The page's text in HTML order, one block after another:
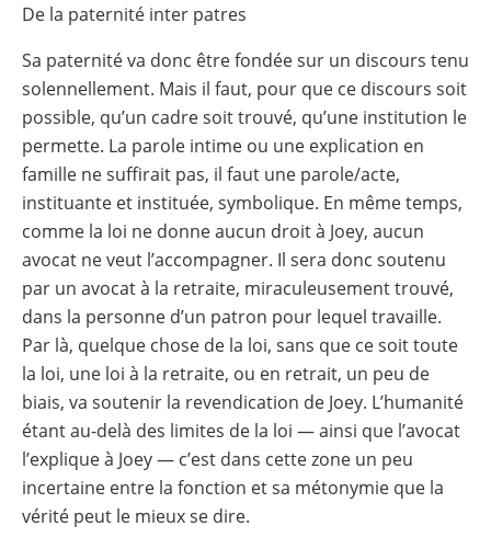
De la paternité inter patres
Sa paternité va donc être fondée sur un discours tenu
solennellement. Mais il faut, pour que ce discours soit
possible, qu’un cadre soit trouvé, qu’une institution le
permette. La parole intime ou une explication en
famille ne suffirait pas, il faut une parole/acte,
instituante et instituée, symbolique. En même temps,
comme la loi ne donne aucun droit à Joey, aucun
avocat ne veut l’accompagner. Il sera donc soutenu
par un avocat à la retraite, miraculeusement trouvé,
dans la personne d’un patron pour lequel travaille.
Par là, quelque chose de la loi, sans que ce soit toute
la loi, une loi à la retraite, ou en retrait, un peu de
biais, va soutenir la revendication de Joey. L’humanité
étant au-delà des limites de la loi — ainsi que l’avocat
l’explique à Joey — c’est dans cette zone un peu
incertaine entre la fonction et sa métonymie que la
vérité peut le mieux se dire.